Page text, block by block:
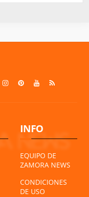
INFO
EQUIPO DE
ZAMORA NEWS
CONDICIONES
DE USO